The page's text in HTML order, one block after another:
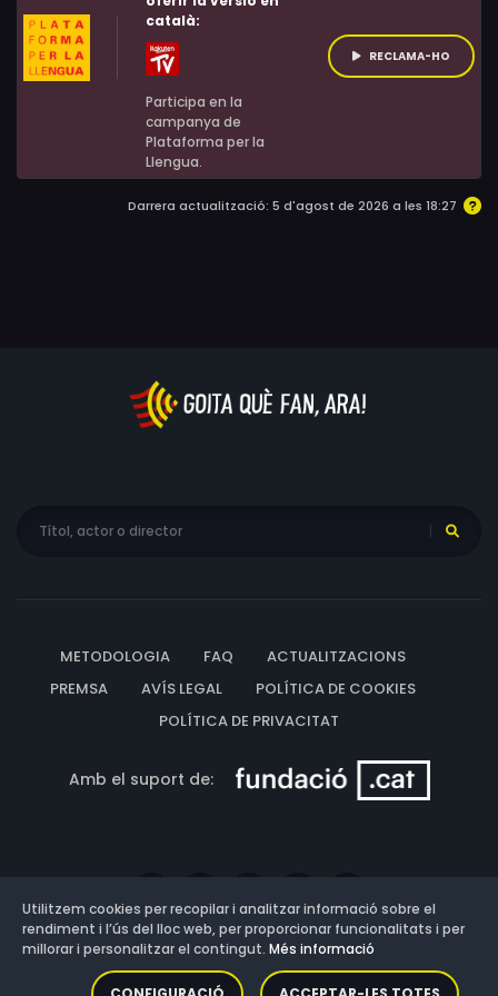
català:
Participa en la
campanya de
Plataforma per la
Llengua.
RECLAMA-HO
Darrera actualització: 5 d'agost de 2026 a les 18:27
METODOLOGIA FAQ
ACTUALITZACIONS
PREMSA
AVÍS LEGAL
POLÍTICA DE COOKIES
POLÍTICA DE PRIVACITAT
Amb el suport de:
Versió: 3.13.0.202607011342
Utilitzem cookies per recopilar i analitzar informació sobre el
rendiment i l’ús del lloc web, per proporcionar funcionalitats i per
millorar i personalitzar el contingut. Més informació